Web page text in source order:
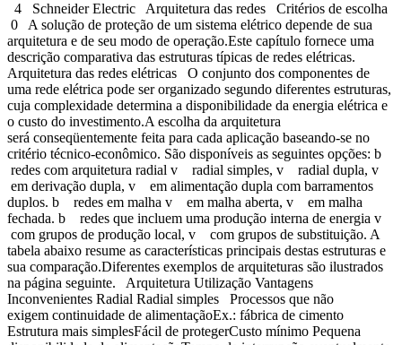
4 Schneider Electric Arquitetura das redes Critérios de escolha
0 A solução de proteção de um sistema elétrico depende de sua
arquitetura e de seu modo de operação.Este capítulo fornece uma
descrição comparativa das estruturas típicas de redes elétricas.
Arquitetura das redes elétricas O conjunto dos componentes de
uma rede elétrica pode ser organizado segundo diferentes estruturas,
cuja complexidade determina a disponibilidade da energia elétrica e
o custo do investimento.A escolha da arquitetura
será conseqüentemente feita para cada aplicação baseando-se no
critério técnico-econômico. São disponíveis as seguintes opções: b
redes com arquitetura radial v radial simples, v radial dupla, v
em derivação dupla, v em alimentação dupla com barramentos
duplos. b redes em malha v em malha aberta, v em malha
fechada. b redes que incluem uma produção interna de energia v
com grupos de produção local, v com grupos de substituição. A
tabela abaixo resume as características principais destas estruturas e
sua comparação.Diferentes exemplos de arquiteturas são ilustrados
na página seguinte. Arquitetura Utilização Vantagens
Inconvenientes Radial Radial simples Processos que não
exigem continuidade de alimentaçãoEx.: fábrica de cimento
Estrutura mais simplesFácil de protegerCusto mínimo Pequena